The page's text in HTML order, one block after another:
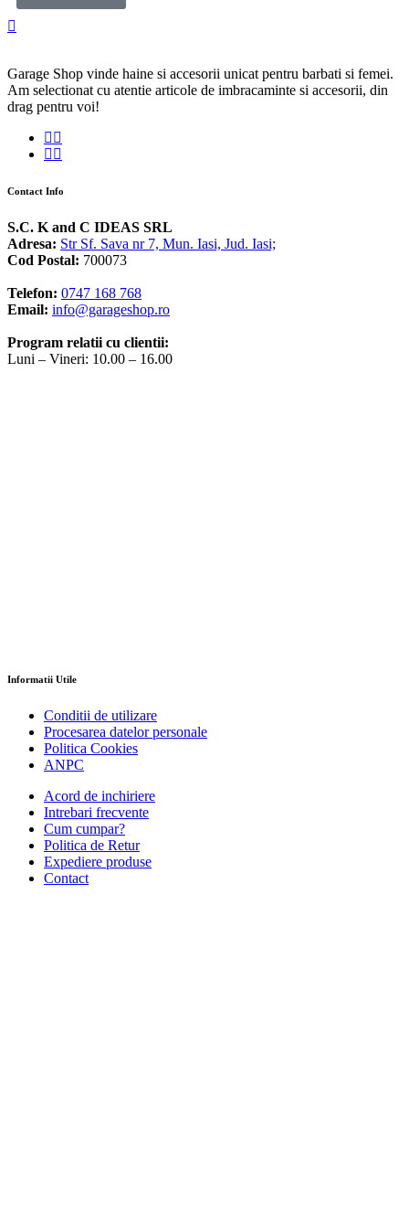
Garage Shop vinde haine si accesorii unicat pentru barbati si femei.
Am selectionat cu atentie articole de imbracaminte si accesorii, din
drag pentru voi!
Contact Info
S.C. K and C IDEAS SRL
Adresa: Str Sf. Sava nr 7, Mun. Iasi, Jud. Iasi;
Cod Postal: 700073
Telefon: 0747 168 768
Email: info@garageshop.ro
Program relatii cu clientii:
Luni – Vineri: 10.00 – 16.00
Informatii Utile
Conditii de utilizare
Procesarea datelor personale
Politica Cookies
ANPC
Acord de inchiriere
Intrebari frecvente
Cum cumpar?
Politica de Retur
Expediere produse
Contact